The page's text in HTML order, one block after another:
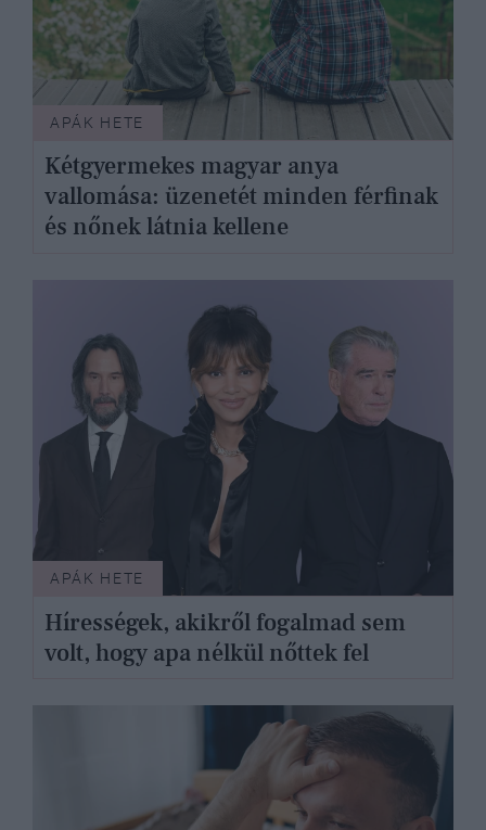
APÁK HETE
Kétgyermekes magyar anya
vallomása: üzenetét minden férfinak
és nőnek látnia kellene
APÁK HETE
Hírességek, akikről fogalmad sem
volt, hogy apa nélkül nőttek fel